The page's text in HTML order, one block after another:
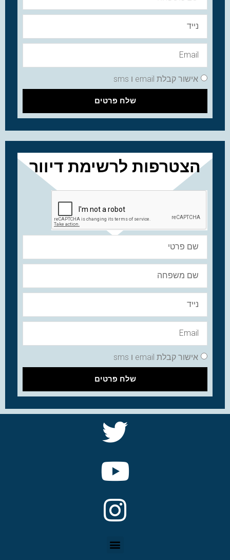
אישור קבלת email ו sms
שלח פרטים
הצטרפות לרשימת דיוור
אישור קבלת email ו sms
שלח פרטים